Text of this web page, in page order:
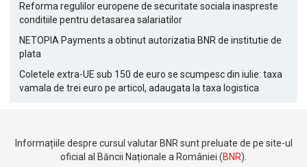
Reforma regulilor europene de securitate sociala inaspreste
conditiile pentru detasarea salariatilor
NETOPIA Payments a obtinut autorizatia BNR de institutie de
plata
Coletele extra-UE sub 150 de euro se scumpesc din iulie: taxa
vamala de trei euro pe articol, adaugata la taxa logistica
Informațiile despre cursul valutar BNR sunt preluate de pe site-ul
oficial al Băncii Naționale a României (BNR).